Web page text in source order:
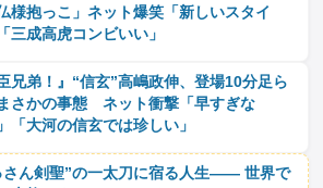
様抱っこ」ネット爆笑「新しいスタイ
三成高虎コンビいい」
臣兄弟！』“信玄”高嶋政伸、登場10分足ら
さかの事態 ネット衝撃「早すぎな
「大河の信玄では珍しい」
さん剣聖”の一太刀に宿る人生―― 世界で